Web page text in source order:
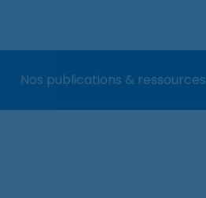
Nos publications & ressources